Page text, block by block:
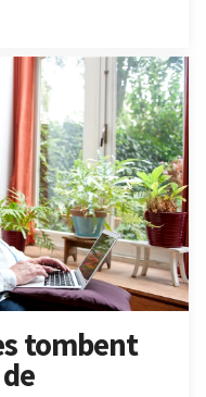
tombent